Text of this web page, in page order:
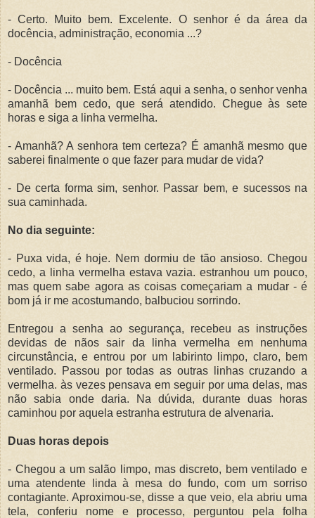
- Certo. Muito bem. Excelente. O senhor é da área da
docência, administração, economia ...?
- Docência
- Docência ... muito bem. Está aqui a senha, o senhor venha
amanhã bem cedo, que será atendido. Chegue às sete
horas e siga a linha vermelha.
- Amanhã? A senhora tem certeza? É amanhã mesmo que
saberei finalmente o que fazer para mudar de vida?
- De certa forma sim, senhor. Passar bem, e sucessos na
sua caminhada.
No dia seguinte:
- Puxa vida, é hoje. Nem dormiu de tão ansioso. Chegou
cedo, a linha vermelha estava vazia. estranhou um pouco,
mas quem sabe agora as coisas começariam a mudar - é
bom já ir me acostumando, balbuciou sorrindo.
Entregou a senha ao segurança, recebeu as instruções
devidas de nãos sair da linha vermelha em nenhuma
circunstância, e entrou por um labirinto limpo, claro, bem
ventilado. Passou por todas as outras linhas cruzando a
vermelha. às vezes pensava em seguir por uma delas, mas
não sabia onde daria. Na dúvida, durante duas horas
caminhou por aquela estranha estrutura de alvenaria.
Duas horas depois
- Chegou a um salão limpo, mas discreto, bem ventilado e
uma atendente linda à mesa do fundo, com um sorriso
contagiante. Aproximou-se, disse a que veio, ela abriu uma
tela, conferiu nome e processo, perguntou pela folha